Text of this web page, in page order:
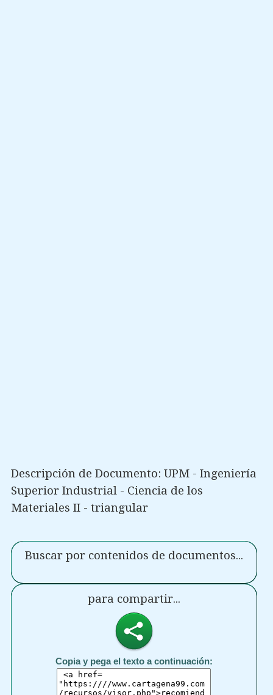
Descripción de Documento: UPM - Ingeniería
Superior Industrial - Ciencia de los
Materiales II - triangular
Buscar por contenidos de documentos...
para compartir...
Copia y pega el texto a continuación: